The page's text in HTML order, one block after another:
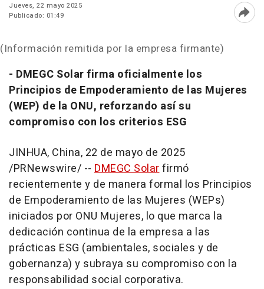
Jueves, 22 mayo 2025
Publicado: 01:49
(Información remitida por la empresa firmante)
- DMEGC Solar firma oficialmente los
Principios de Empoderamiento de las Mujeres
(WEP) de la ONU, reforzando así su
compromiso con los criterios ESG
JINHUA, China, 22 de mayo de 2025
/PRNewswire/ -- DMEGC Solarfirmó
recientemente y de manera formal los Principios
de Empoderamiento de las Mujeres (WEPs)
iniciados por ONU Mujeres, lo que marca la
dedicación continua de la empresa a las
prácticas ESG (ambientales, sociales y de
gobernanza) y subraya su compromiso con la
responsabilidad social corporativa.